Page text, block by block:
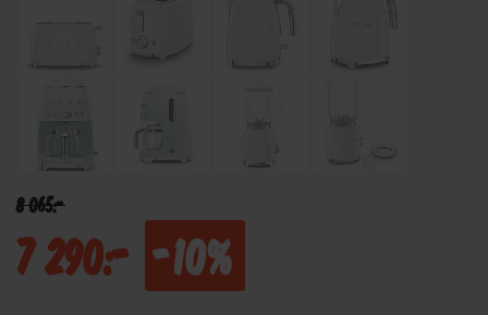
8 065:-
7 290:- -10%